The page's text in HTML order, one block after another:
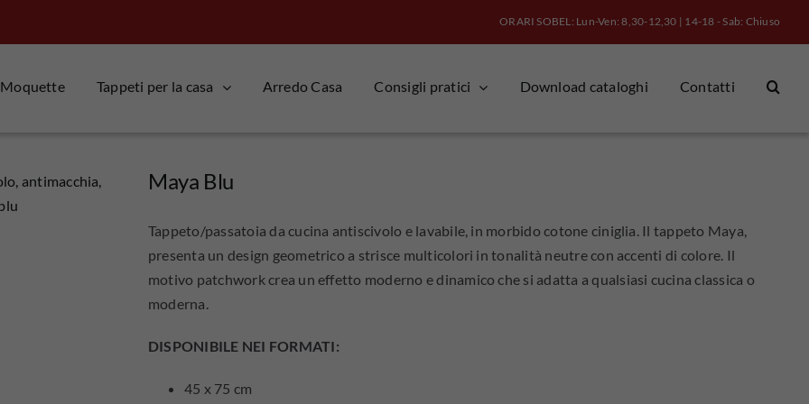
ORARI SOBEL: Lun-Ven: 8,30-12,30 | 14-18 - Sab: Chiuso
Moquette Tappeti per la casa Arredo Casa Consigli pratici Download cataloghi Contatti
Maya Blu
Tappeto/passatoia da cucina antiscivolo e lavabile, in morbido cotone ciniglia. Il tappeto Maya,
presenta un design geometrico a strisce multicolori in tonalità neutre con accenti di colore. Il
motivo patchwork crea un effetto moderno e dinamico che si adatta a qualsiasi cucina classica o
moderna.
DISPONIBILE NEI FORMATI:
45 x 75 cm